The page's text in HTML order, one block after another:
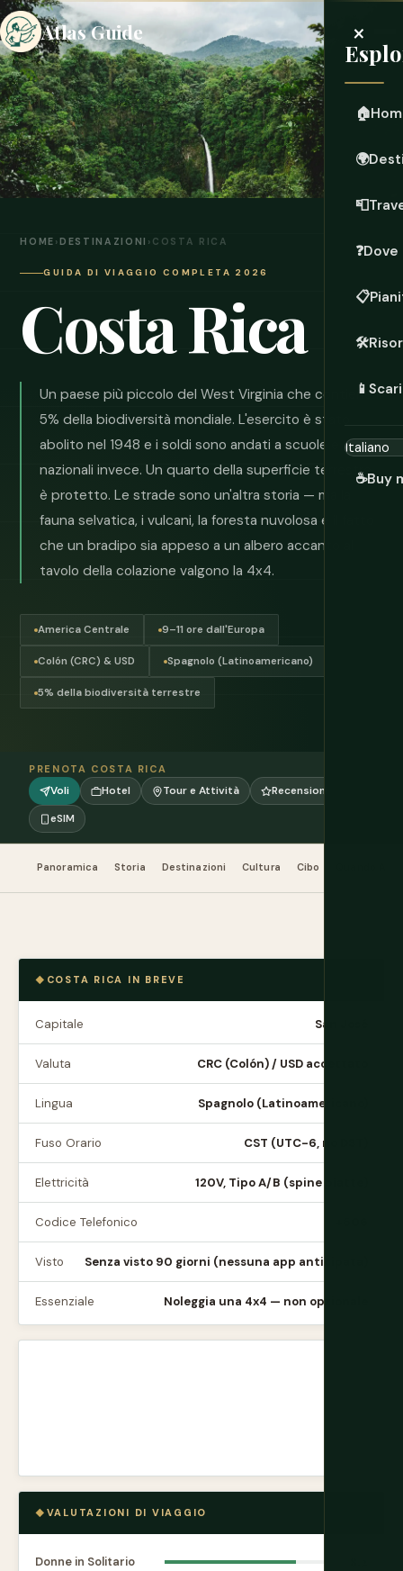
Atlas Guide ×
🏠
🌍
📮
❓Dove
📋
🛠️
📱
☕Buy
HOME ›DESTINAZIONI › COSTA RICA
GUIDA DI VIAGGIO COMPLETA 2026
Costa Rica
Un paese più piccolo del West Virginia che contiene il
5% della biodiversità mondiale. L'esercito è stato
abolito nel 1948 e i soldi sono andati a scuole e parchi
nazionali invece. Un quarto della superficie terrestre
è protetto. Le strade sono un'altra storia — ma la
fauna selvatica, i vulcani, la foresta nuvolosa e il fatto
che un bradipo sia appeso a un albero accanto al
tavolo della colazione valgono la 4x4.
America Centrale 9–11 ore dall'Europa
Colón (CRC) & USD Spagnolo (Latinoamericano)
5% della biodiversità terrestre
PRENOTA COSTA RICA
Voli Hotel Tour e Attività
Recensioni
eSIM
Panoramica Storia Destinazioni Cultura Cibo
COSTA RICA IN BREVE
Capitale San José
Valuta CRC (Colón) / USD accettato
Lingua Spagnolo (Latinoamericano)
Fuso Orario CST (UTC-6, no DST)
Elettricità 120V, Tipo A/B (spine piatte)
Codice Telefonico
Visto Senza visto 90 giorni (nessuna app anticipata)
Essenziale Noleggia una 4x4 — non opzionale
VALUTAZIONI DI VIAGGIO
Donne in Solitario